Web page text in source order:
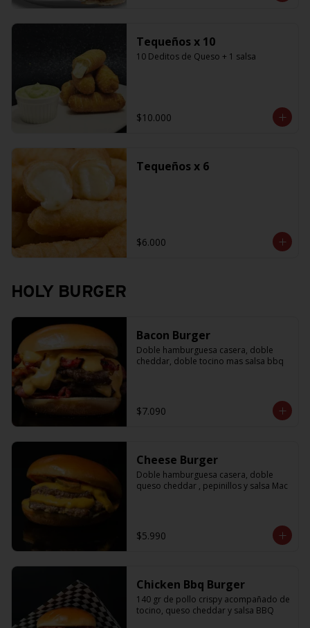
Tequeños x 10
10 Deditos de Queso + 1 salsa
$10.000
Tequeños x 6
$6.000
HOLY BURGER
Bacon Burger
Doble hamburguesa casera, doble
cheddar, doble tocino mas salsa bbq
$7.090
Cheese Burger
Doble hamburguesa casera, doble
queso cheddar , pepinillos y salsa Mac
$5.990
Chicken Bbq Burger
140 gr de pollo crispy acompañado de
tocino, queso cheddar y salsa BBQ